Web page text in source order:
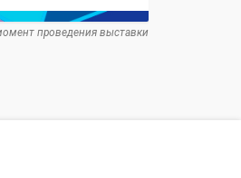
проведения выставки